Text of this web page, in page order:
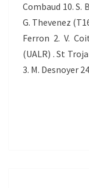
Combaud 10. S.
G. Thevenez
Ferron 2. V.
(UALR) . St
3. M. Desnoyer